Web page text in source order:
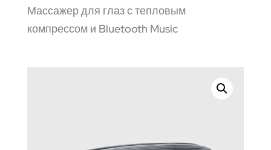
Массажер для глаз с тепловым
компрессом и Bluetooth Music